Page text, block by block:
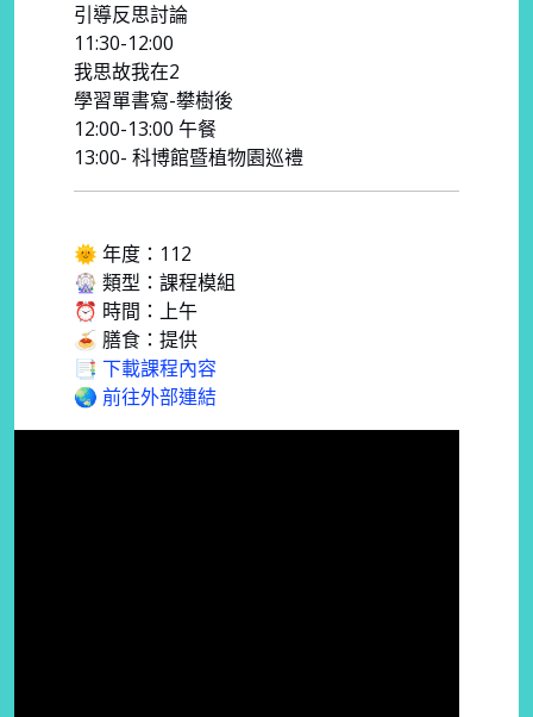
引導反思討論
11:30-12:00
我思故我在2
學習單書寫-攀樹後
12:00-13:00 午餐
13:00- 科博館暨植物園巡禮
🌞 年度：112
🎡 類型：課程模組
⏰ 時間：上午
🍝 膳食：提供
📑 下載課程內容
🌏 前往外部連結